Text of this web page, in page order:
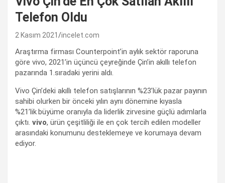
Telefon Oldu
2 Kasım 2021 incelet.com
Araştırma firması Counterpoint’in aylık sektör raporuna
göre vivo, 2021’in üçüncü çeyreğinde Çin’in akıllı telefon
pazarında 1.sıradaki yerini aldı.
Vivo Çin’deki akıllı telefon satışlarının %23’lük pazar payının
sahibi olurken bir önceki yılın aynı dönemine kıyasla
%21’likbüyüme oranıyla da liderlik zirvesine güçlü adımlarla
çıktı. vivo, ürün çeşitliliği ile en çok tercih edilen modeller
arasındaki konumunu desteklemeye ve korumaya devam
ediyor.